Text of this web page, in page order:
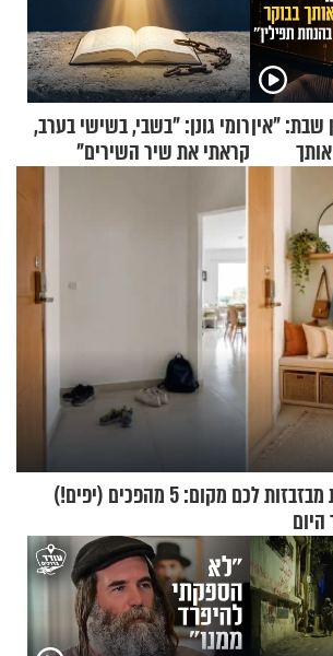
שבת: "איןרומי גונן: "בשבי, בשישי בערב,
קראתי את שיר השירים"
הפינות הריקות בבית מבזבזות לכם מקום: 5 מהפכים (יפים!)